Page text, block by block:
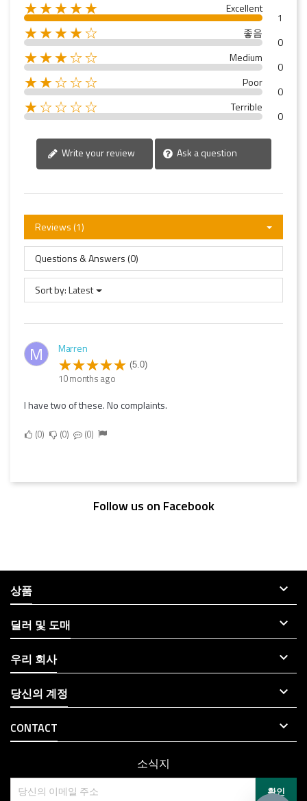
★★★★★ Excellent
1
★★★★☆ 좋음
0
★★★☆☆ Medium
0
★★☆☆☆ Poor
0
★☆☆☆☆ Terrible
0
Write your review Ask a question
Reviews (1)
Questions & Answers (0)
Sort by:Latest
M Marren
(5.0)
10 months ago
I have two of these. No complaints.
0 0 0
Follow us on Facebook
상품 
딜러 및 도매 
우리 회사 
당신의 계정 
CONTACT 
소식지